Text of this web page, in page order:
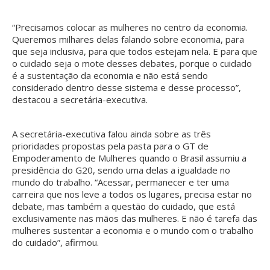
“Precisamos colocar as mulheres no centro da economia.
Queremos milhares delas falando sobre economia, para
que seja inclusiva, para que todos estejam nela. E para que
o cuidado seja o mote desses debates, porque o cuidado
é a sustentação da economia e não está sendo
considerado dentro desse sistema e desse processo”,
destacou a secretária-executiva.
A secretária-executiva falou ainda sobre as três
prioridades propostas pela pasta para o GT de
Empoderamento de Mulheres quando o Brasil assumiu a
presidência do G20, sendo uma delas a igualdade no
mundo do trabalho. “Acessar, permanecer e ter uma
carreira que nos leve a todos os lugares, precisa estar no
debate, mas também a questão do cuidado, que está
exclusivamente nas mãos das mulheres. E não é tarefa das
mulheres sustentar a economia e o mundo com o trabalho
do cuidado”, afirmou.